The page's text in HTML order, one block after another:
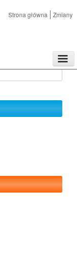
Strona główna Zmiany